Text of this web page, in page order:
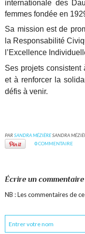
internationale des
femmes fondée en
Sa mission est de
la Responsabilité
l’Excellence
Ses projets
et à renforcer la
défis à venir.
PARSANDRA MÉZIÈRESANDRA
0COMMENTAIRE
Écrire un commentaire
NB : Les commentaires de